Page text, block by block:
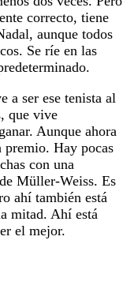
correcto, tiene
aunque todos
Se ríe en las
a ser ese tenista al
que vive
Aunque ahora
premio. Hay pocas
con una
Müller-Weiss. Es
ahí también está
mitad. Ahí está
el mejor.